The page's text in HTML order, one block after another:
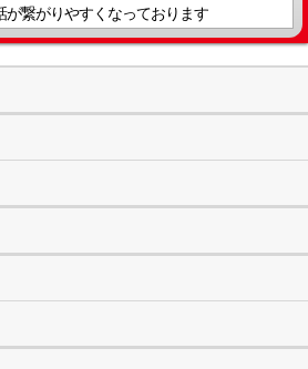
が繋がりやすくなっております